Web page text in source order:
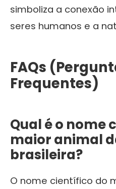
simboliza a conexão
seres humanos e a
FAQs
Frequentes)
Qual é o nome
maior animal
brasileira?
O nome científico do